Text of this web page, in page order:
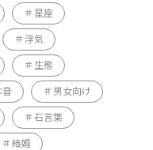
星座
浮気
生態
音 男女向け
石言葉
結婚